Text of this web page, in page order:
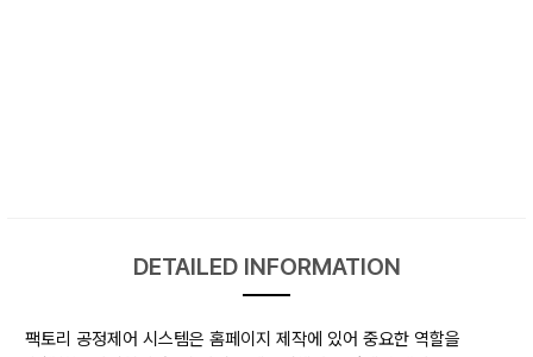
DETAILED INFORMATION
팩토리 공정제어 시스템은 홈페이지 제작에 있어 중요한 역할을